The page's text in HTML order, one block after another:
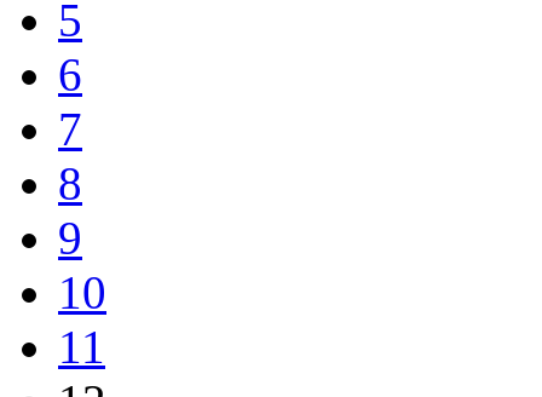
5
6
7
8
9
10
11